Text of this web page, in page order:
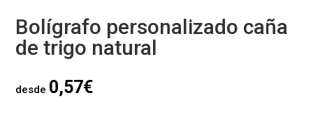
Bolígrafo personalizado caña
de trigo natural
desde 0,57€